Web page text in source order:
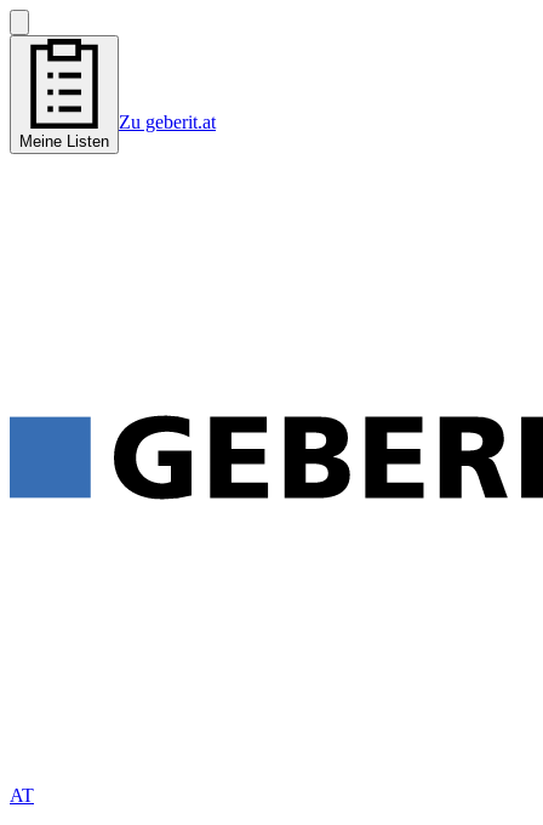
Meine Listen
Zu geberit.at
AT